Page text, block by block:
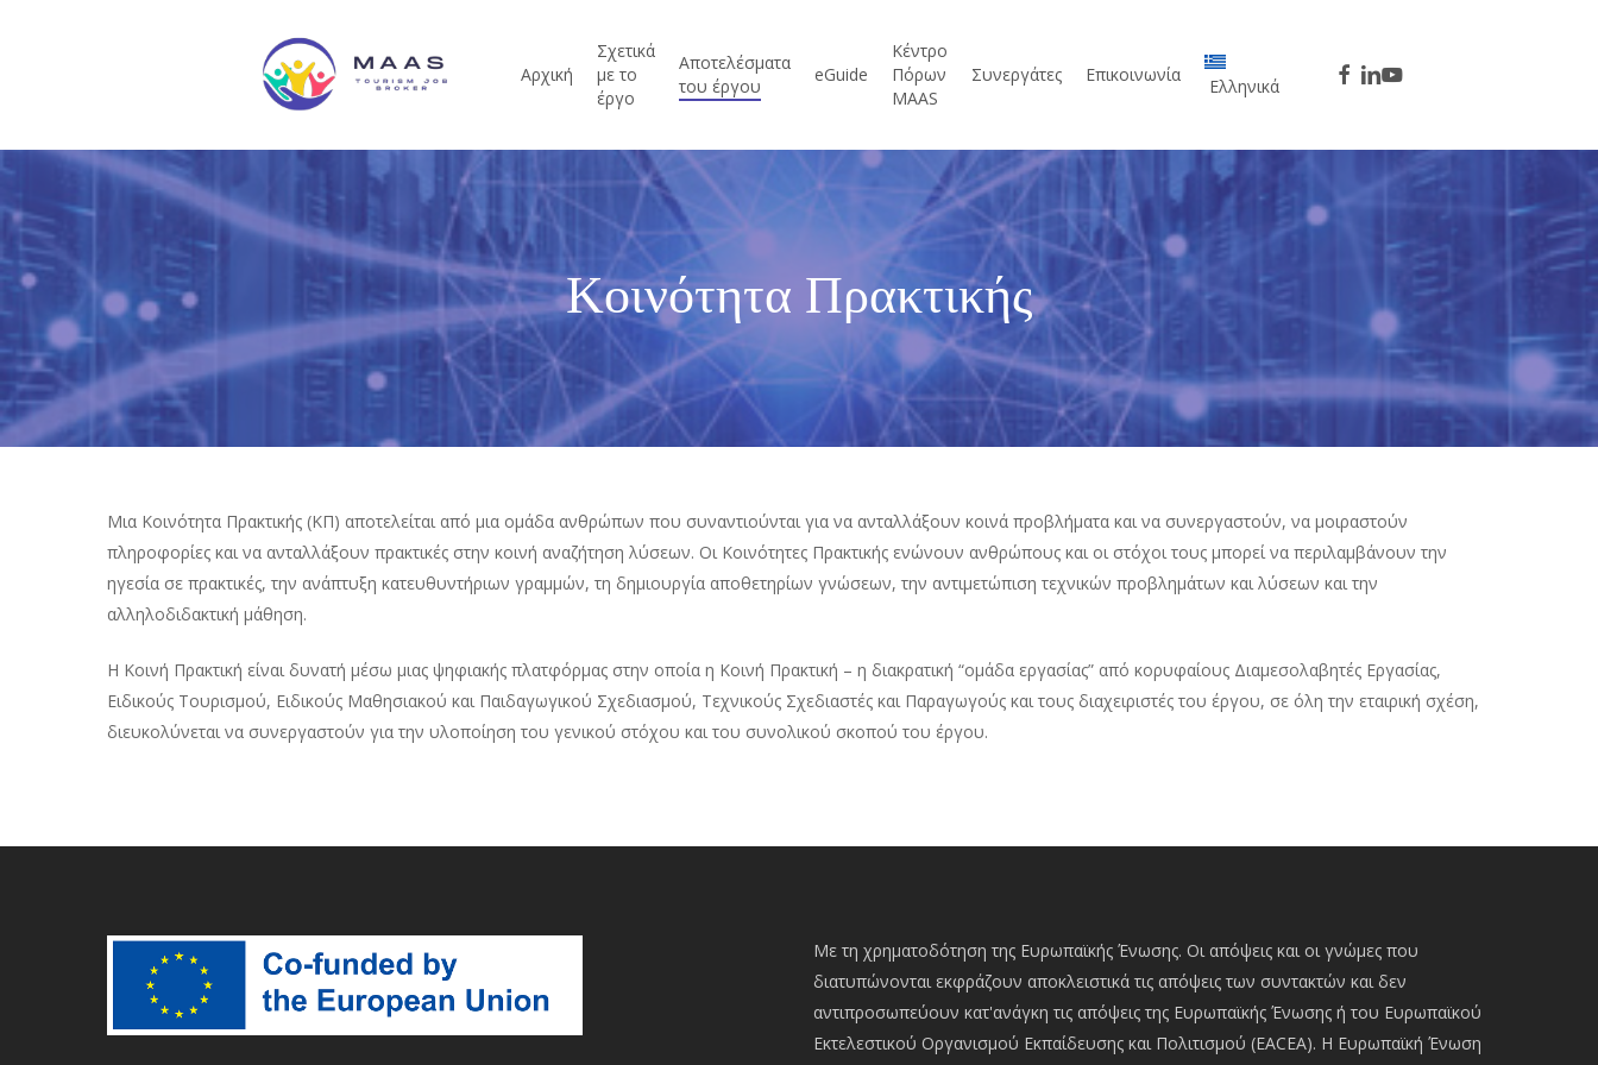
Αρχική
Σχετικά
με το
έργο
Αποτελέσματα
του έργου
eGuide
Κέντρο
Πόρων
MAAS
Συνεργάτες Επικοινωνία
Ελληνικά
facebook
linkedin
youtube
Κοινότητα Πρακτικής
Μια Κοινότητα Πρακτικής (ΚΠ) αποτελείται από μια ομάδα ανθρώπων που συναντιούνται για να ανταλλάξουν κοινά προβλήματα και να συνεργαστούν, να μοιραστούν
πληροφορίες και να ανταλλάξουν πρακτικές στην κοινή αναζήτηση λύσεων. Οι Κοινότητες Πρακτικής ενώνουν ανθρώπους και οι στόχοι τους μπορεί να περιλαμβάνουν την
ηγεσία σε πρακτικές, την ανάπτυξη κατευθυντήριων γραμμών, τη δημιουργία αποθετηρίων γνώσεων, την αντιμετώπιση τεχνικών προβλημάτων και λύσεων και την
αλληλοδιδακτική μάθηση.
Η Κοινή Πρακτική είναι δυνατή μέσω μιας ψηφιακής πλατφόρμας στην οποία η Κοινή Πρακτική – η διακρατική “ομάδα εργασίας” από κορυφαίους Διαμεσολαβητές Εργασίας,
Ειδικούς Τουρισμού, Ειδικούς Μαθησιακού και Παιδαγωγικού Σχεδιασμού, Τεχνικούς Σχεδιαστές και Παραγωγούς και τους διαχειριστές του έργου, σε όλη την εταιρική σχέση,
διευκολύνεται να συνεργαστούν για την υλοποίηση του γενικού στόχου και του συνολικού σκοπού του έργου.
Με τη χρηματοδότηση της Ευρωπαϊκής Ένωσης. Οι απόψεις και οι γνώμες που
διατυπώνονται εκφράζουν αποκλειστικά τις απόψεις των συντακτών και δεν
αντιπροσωπεύουν κατ'ανάγκη τις απόψεις της Ευρωπαϊκής Ένωσης ή του Ευρωπαϊκού
Εκτελεστικού Οργανισμού Εκπαίδευσης και Πολιτισμού (EACEA). Η Ευρωπαϊκή Ένωση